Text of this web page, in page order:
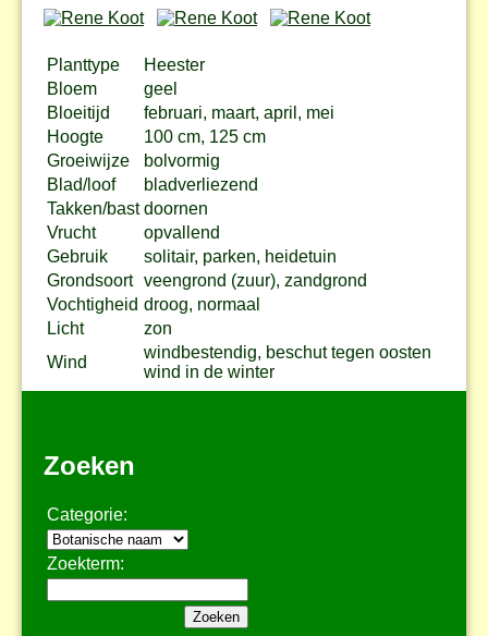
Planttype
Heester
Bloem
geel
Bloeitijd
februari, maart, april, mei
Hoogte
100 cm, 125 cm
Groeiwijze
bolvormig
Blad/loof
bladverliezend
Takken/bast doornen
Vrucht
opvallend
Gebruik
solitair, parken, heidetuin
Grondsoort veengrond (zuur), zandgrond
Vochtigheid droog, normaal
Licht
zon
Wind
windbestendig, beschut tegen oosten
wind in de winter
Zoeken
Categorie:
Zoekterm: